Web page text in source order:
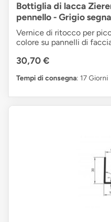
Bottiglia di lacca
pennello - Grigio
Vernice di ritocco per
colore su pannelli di
30,70 €
Tempi di consegna: 17 Giorni